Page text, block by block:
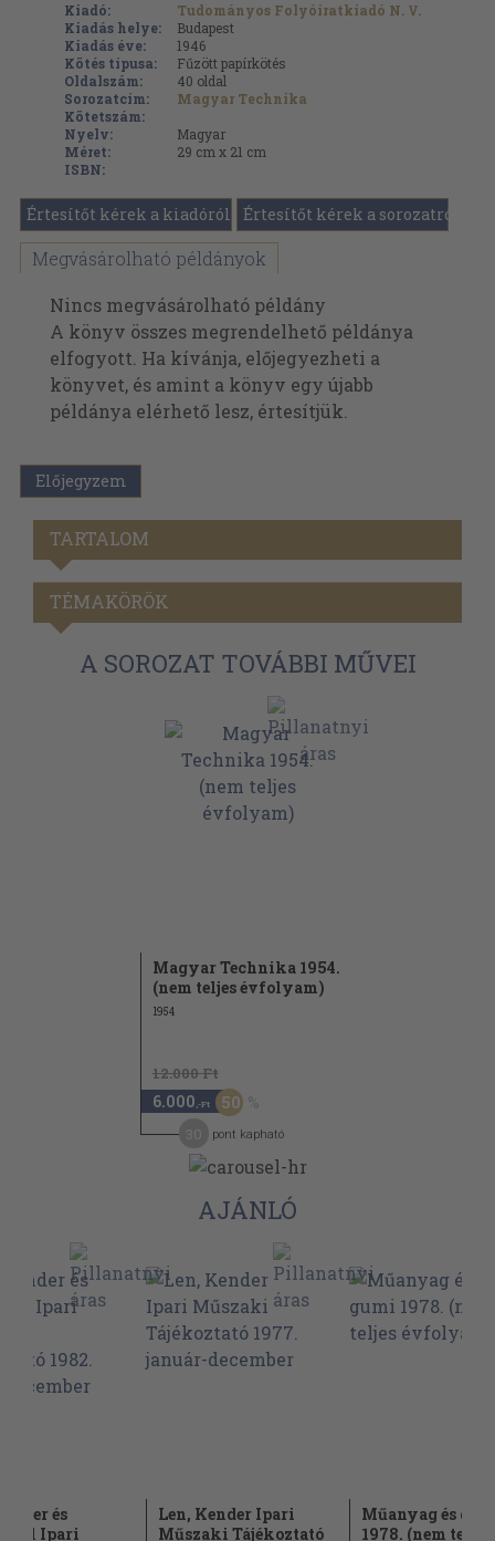
Kiadó:
Tudományos Folyóiratkiadó N. V.
Kiadás helye:
Budapest
Kiadás éve:
1946
Kötés típusa:
Fűzött papírkötés
Oldalszám:
40 oldal
Sorozatcím:
Magyar Technika
Kötetszám:
Nyelv:
Magyar
Méret:
29 cm x 21 cm
ISBN:
Értesítőt kérek a kiadóról Értesítőt kérek a sorozatról
Megvásárolható példányok
Nincs megvásárolható példány
A könyv összes megrendelhető példánya
elfogyott. Ha kívánja, előjegyezheti a
könyvet, és amint a könyv egy újabb
példánya elérhető lesz, értesítjük.
Előjegyzem
TARTALOM
TÉMAKÖRÖK
A SOROZAT TOVÁBBI MŰVEI
Magyar Technika 1954.
(nem teljes évfolyam)
1954
12.000 Ft
6.000 ,-Ft 50
pont kapható
AJÁNLÓ
és
Ipari
Len, Kender Ipari
Műszaki Tájékoztató
Műanyag és
1978. (nem teljes